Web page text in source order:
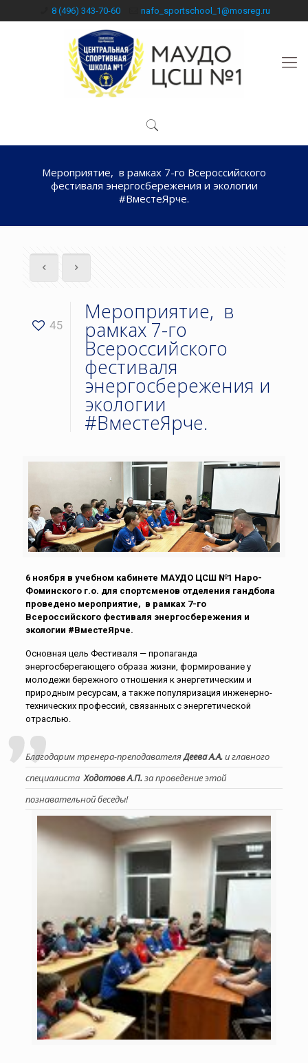
8 (496) 343-70-60 nafo_sportschool_1@mosreg.ru
Мероприятие, в рамках 7-го Всероссийского
фестиваля энергосбережения и экологии
#ВместеЯрче.
45
Мероприятие, в
рамках 7-го
Всероссийского
фестиваля
энергосбережения и
экологии
#ВместеЯрче.
6 ноября в учебном кабинете МАУДО ЦСШ №1 Наро-
Фоминского г.о. для спортсменов отделения гандбола
проведено мероприятие, в рамках 7-го
Всероссийского фестиваля энергосбережения и
экологии #ВместеЯрче.
Основная цель Фестиваля — пропаганда
энергосберегающего образа жизни, формирование у
молодежи бережного отношения к энергетическим и
природным ресурсам, а также популяризация инженерно-
технических профессий, связанных с энергетической
отраслью.
Благодарим тренера-преподавателяДеева А.А.и главного
специалистаХодотовв А.П.за проведение этой
познавательной беседы!